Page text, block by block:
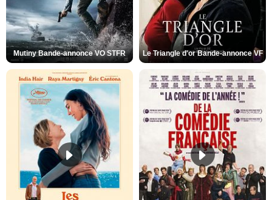
Mutiny Bande-annonce VO STFR Le Triangle d'or Bande-annonce VF